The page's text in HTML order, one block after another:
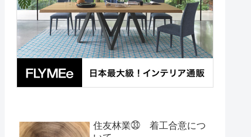
住友林業㉝ 着工合意につ